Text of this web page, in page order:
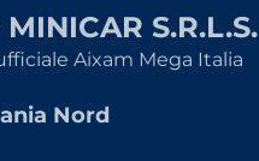
MINICAR S.R.L.S.
Aixam Mega Italia
Nord